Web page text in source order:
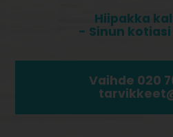
Hiipakka
- Sinun
Vaihde 020